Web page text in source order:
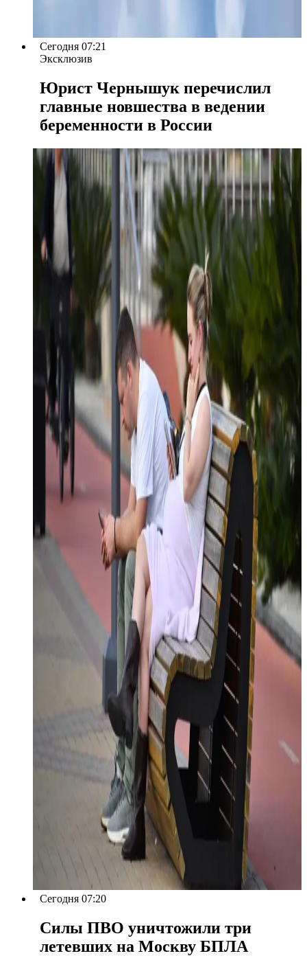
Сегодня 07:21
Эксклюзив
Юрист Чернышук перечислил
главные новшества в ведении
беременности в России
Сегодня 07:20
Силы ПВО уничтожили три
летевших на Москву БПЛА